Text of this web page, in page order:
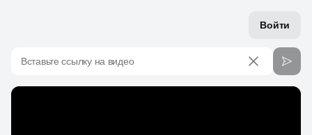
Войти
Вставьте ссылку на видео